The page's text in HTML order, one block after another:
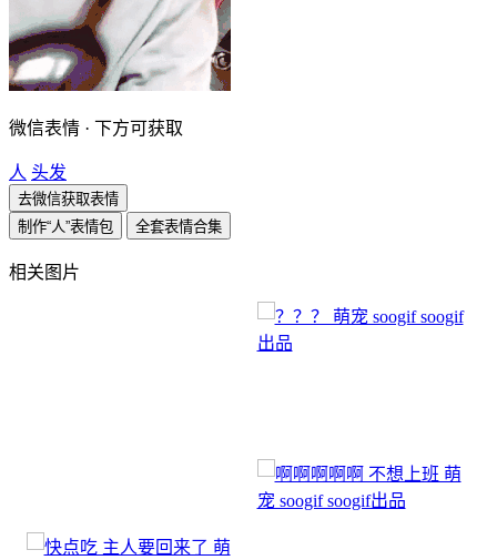
微信表情 · 下方可获取
人 头发
去微信获取表情
制作“人”表情包
全套表情合集
相关图片